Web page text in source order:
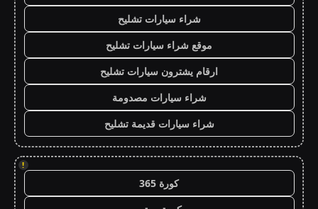
شراء سيارات تشليح
موقع شراء سيارات تشليح
ارقام يشترون سيارات تشليح
شراء سيارات مصدومة
شراء سيارات قديمة تشليح
!
كورة 365